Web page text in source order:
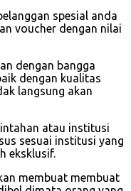
spesial anda
voucher dengan nilai
dengan bangga
dengan kualitas
langsung akan
atau institusi
sesuai institusi yang
eksklusif.
membuat membuat